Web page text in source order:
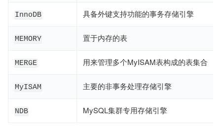
InnoDB 具备外键支持功能的事务存储引擎
MEMORY 置于内存的表
MERGE 用来管理多个MyISAM表构成的表集合
MyISAM 主要的非事务处理存储引擎
NDB MySQL集群专用存储引擎